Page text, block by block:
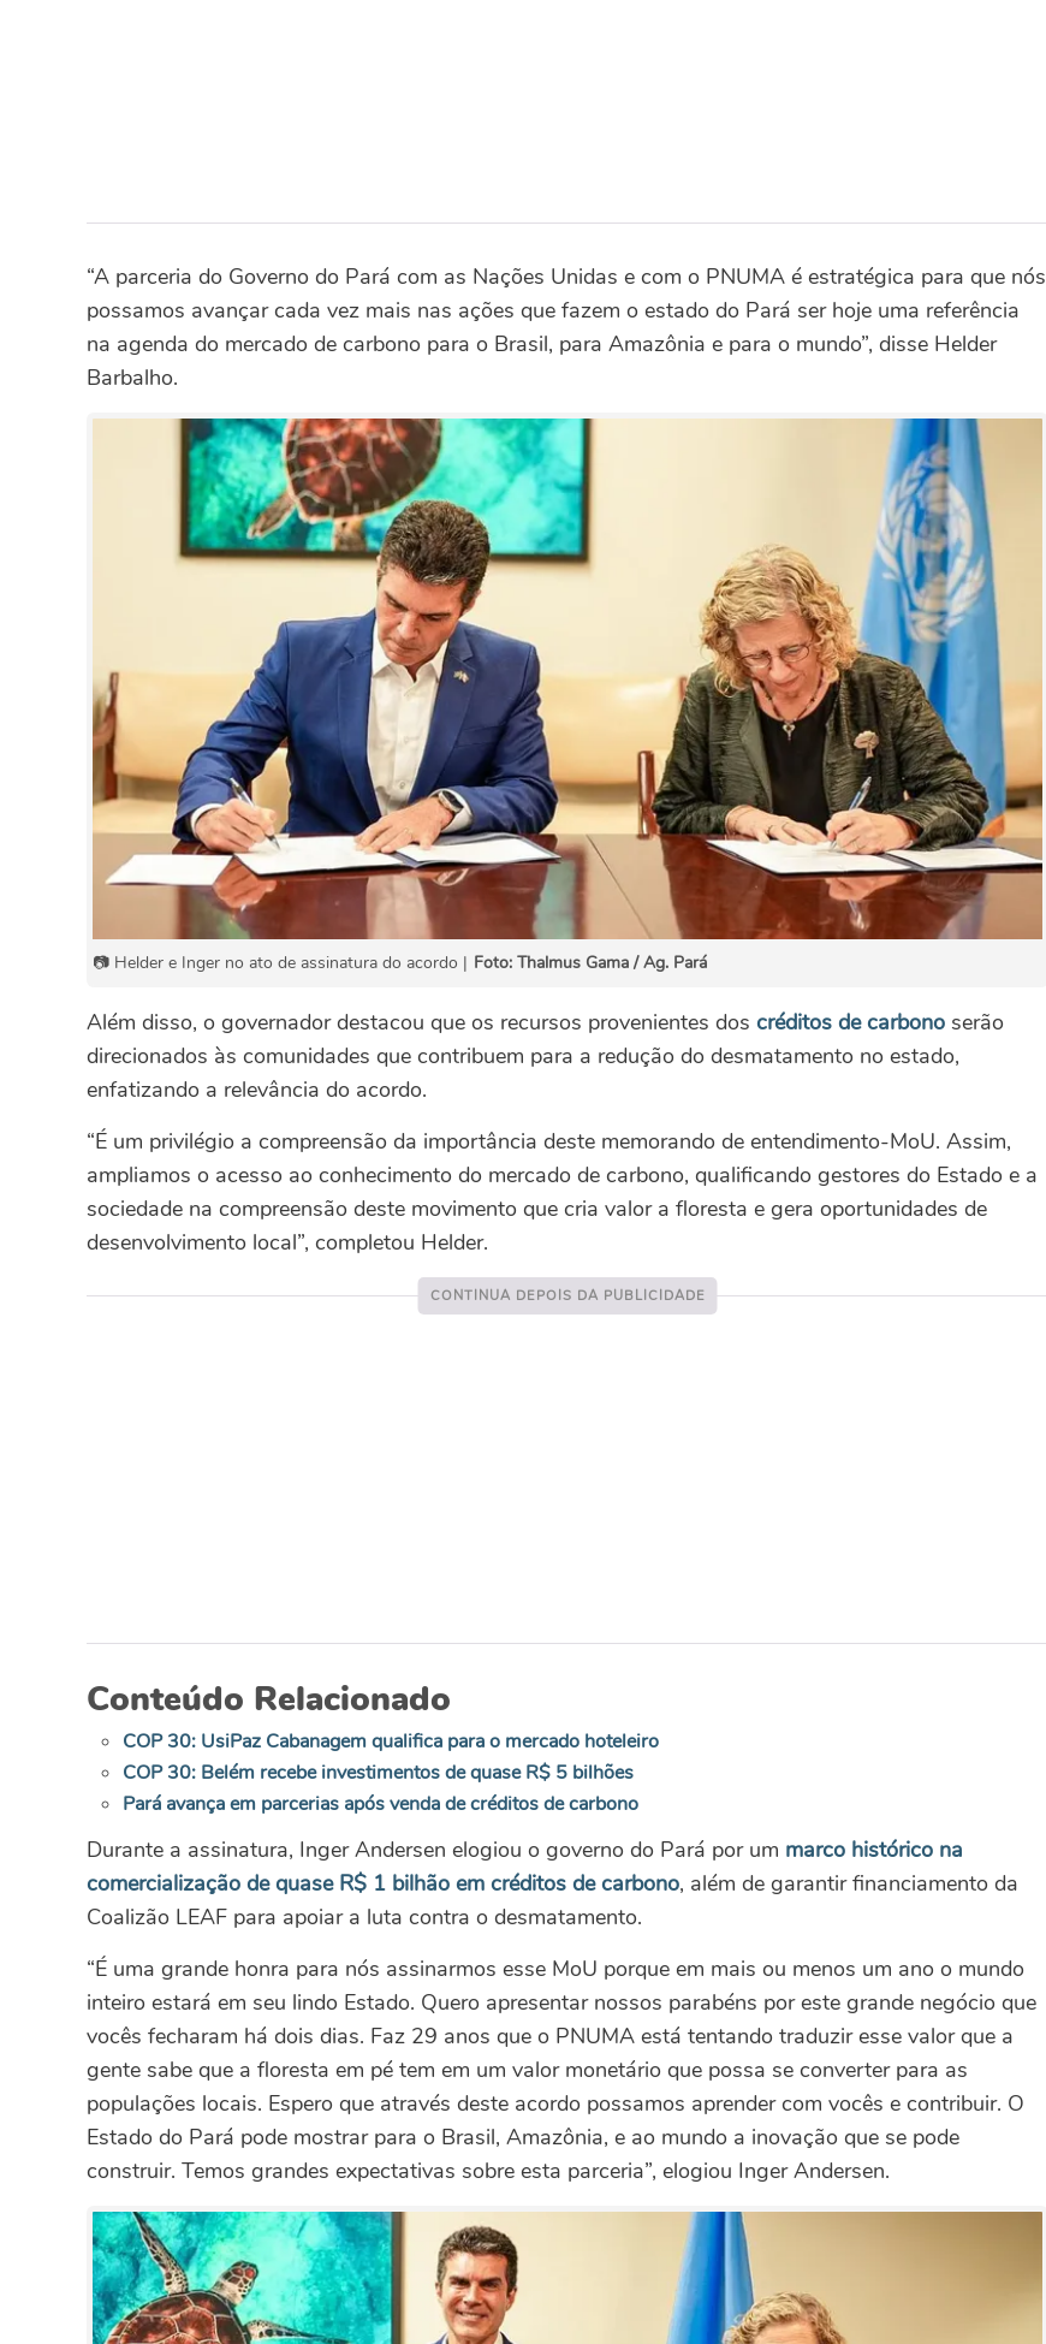
“A parceria do Governo do Pará com as Nações Unidas e com o PNUMA é estratégica para que nós
possamos avançar cada vez mais nas ações que fazem o estado do Pará ser hoje uma referência
na agenda do mercado de carbono para o Brasil, para Amazônia e para o mundo”, disse Helder
Barbalho.
📷 Helder e Inger no ato de assinatura do acordo | Foto: Thalmus Gama / Ag. Pará
Além disso, o governador destacou que os recursos provenientes dos créditos de carbono serão
direcionados às comunidades que contribuem para a redução do desmatamento no estado,
enfatizando a relevância do acordo.
“É um privilégio a compreensão da importância deste memorando de entendimento-MoU. Assim,
ampliamos o acesso ao conhecimento do mercado de carbono, qualificando gestores do Estado e a
sociedade na compreensão deste movimento que cria valor a floresta e gera oportunidades de
desenvolvimento local”, completou Helder.
Conteúdo Relacionado
COP 30: UsiPaz Cabanagem qualifica para o mercado hoteleiro
COP 30: Belém recebe investimentos de quase R$ 5 bilhões
Pará avança em parcerias após venda de créditos de carbono
Durante a assinatura, Inger Andersen elogiou o governo do Pará por um marco histórico na
comercialização de quase R$ 1 bilhão em créditos de carbono, além de garantir financiamento da
Coalizão LEAF para apoiar a luta contra o desmatamento.
“É uma grande honra para nós assinarmos esse MoU porque em mais ou menos um ano o mundo
inteiro estará em seu lindo Estado. Quero apresentar nossos parabéns por este grande negócio que
vocês fecharam há dois dias. Faz 29 anos que o PNUMA está tentando traduzir esse valor que a
gente sabe que a floresta em pé tem em um valor monetário que possa se converter para as
populações locais. Espero que através deste acordo possamos aprender com vocês e contribuir. O
Estado do Pará pode mostrar para o Brasil, Amazônia, e ao mundo a inovação que se pode
construir. Temos grandes expectativas sobre esta parceria”, elogiou Inger Andersen.